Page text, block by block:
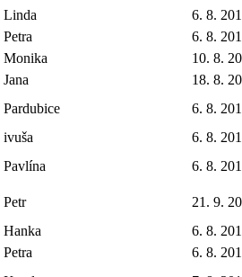
Linda
6. 8.
Petra
6. 8.
Monika
10. 8.
Jana
18. 8.
Pardubice
6. 8.
ivuša
6. 8.
Pavlína
6. 8.
Petr
21. 9.
Hanka
6. 8.
Petra
6. 8.